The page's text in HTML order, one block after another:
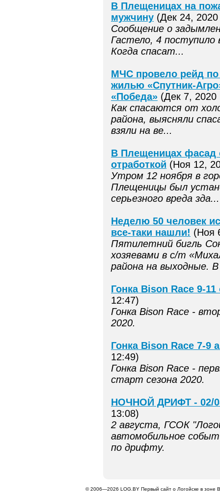
В Плещеницах на
мужчину (Дек 24,
Сообщение о
Гастело, 4 поступило
Когда спасат...
МЧС провело рейд
жилью «Спутник-
«Победа» (Дек 7, 2020
Как спасаются от
района, выясняли
взяли на ве...
В Плещеницах фасад
отработкой (Ноя 12,
Утром 12 ноября в
Плещеницы был
серьезного вреда зда...
Неделю 50 человек
все-таки нашли! (Ноя
Пятилетний бигль
хозяевами в с/т
района на выходные.
Гонка Bison Race 9-11
12:47)
Гонка Bison Race -
2020.
Гонка Bison Race 7-9
12:49)
Гонка Bison Race -
старт сезона 2020.
НОЧНОЙ ДРИФТ - 02/
13:08)
2 августа, ГСОК
автомобильное
по дрифту.
© 2006—2026 LOG.BY Первый сайт о Логойске в зоне